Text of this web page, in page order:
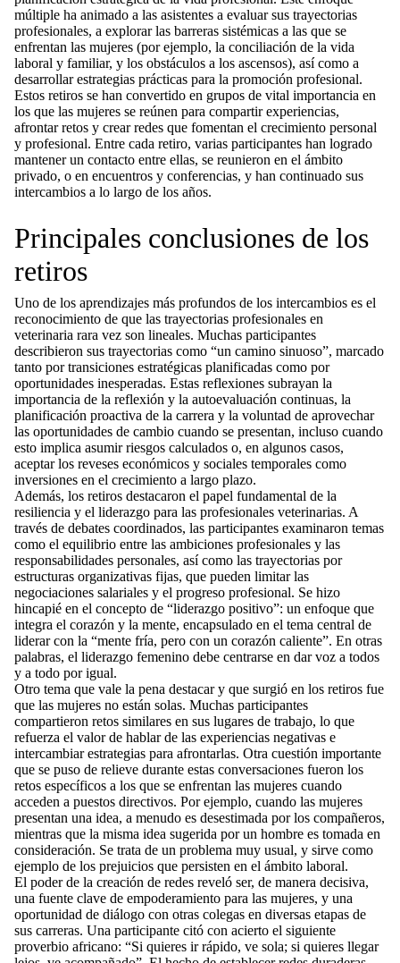
múltiple ha animado a las asistentes a evaluar sus trayectorias
profesionales, a explorar las barreras sistémicas a las que se
enfrentan las mujeres (por ejemplo, la conciliación de la vida
laboral y familiar, y los obstáculos a los ascensos), así como a
desarrollar estrategias prácticas para la promoción profesional.
Estos retiros se han convertido en grupos de vital importancia en
los que las mujeres se reúnen para compartir experiencias,
afrontar retos y crear redes que fomentan el crecimiento personal
y profesional. Entre cada retiro, varias participantes han logrado
mantener un contacto entre ellas, se reunieron en el ámbito
privado, o en encuentros y conferencias, y han continuado sus
intercambios a lo largo de los años.
Principales conclusiones de los
retiros
Uno de los aprendizajes más profundos de los intercambios es el
reconocimiento de que las trayectorias profesionales en
veterinaria rara vez son lineales. Muchas participantes
describieron sus trayectorias como “un camino sinuoso”, marcado
tanto por transiciones estratégicas planificadas como por
oportunidades inesperadas. Estas reflexiones subrayan la
importancia de la reflexión y la autoevaluación continuas, la
planificación proactiva de la carrera y la voluntad de aprovechar
las oportunidades de cambio cuando se presentan, incluso cuando
esto implica asumir riesgos calculados o, en algunos casos,
aceptar los reveses económicos y sociales temporales como
inversiones en el crecimiento a largo plazo.
Además, los retiros destacaron el papel fundamental de la
resiliencia y el liderazgo para las profesionales veterinarias. A
través de debates coordinados, las participantes examinaron temas
como el equilibrio entre las ambiciones profesionales y las
responsabilidades personales, así como las trayectorias por
estructuras organizativas fijas, que pueden limitar las
negociaciones salariales y el progreso profesional. Se hizo
hincapié en el concepto de “liderazgo positivo”: un enfoque que
integra el corazón y la mente, encapsulado en el tema central de
liderar con la “mente fría, pero con un corazón caliente”. En otras
palabras, el liderazgo femenino debe centrarse en dar voz a todos
y a todo por igual.
Otro tema que vale la pena destacar y que surgió en los retiros fue
que las mujeres no están solas. Muchas participantes
compartieron retos similares en sus lugares de trabajo, lo que
refuerza el valor de hablar de las experiencias negativas e
intercambiar estrategias para afrontarlas. Otra cuestión importante
que se puso de relieve durante estas conversaciones fueron los
retos específicos a los que se enfrentan las mujeres cuando
acceden a puestos directivos. Por ejemplo, cuando las mujeres
presentan una idea, a menudo es desestimada por los compañeros,
mientras que la misma idea sugerida por un hombre es tomada en
consideración. Se trata de un problema muy usual, y sirve como
ejemplo de los prejuicios que persisten en el ámbito laboral.
El poder de la creación de redes reveló ser, de manera decisiva,
una fuente clave de empoderamiento para las mujeres, y una
oportunidad de diálogo con otras colegas en diversas etapas de
sus carreras. Una participante citó con acierto el siguiente
proverbio africano: “Si quieres ir rápido, ve sola; si quieres llegar